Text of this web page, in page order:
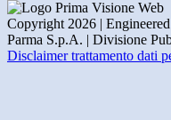
Copyright 2026 |
Parma S.p.A. | Divisione
Disclaimer trattamento dati